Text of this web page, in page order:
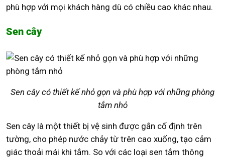
phù hợp với mọi khách hàng dù có chiều cao khác nhau.
Sen cây
Sen cây có thiết kế nhỏ gọn và phù hợp với những phòng
tắm nhỏ
Sen cây là một thiết bị vệ sinh được gắn cố định trên
tường, cho phép nước chảy từ trên cao xuống, tạo cảm
giác thoải mái khi tắm. So với các loại sen tắm thông